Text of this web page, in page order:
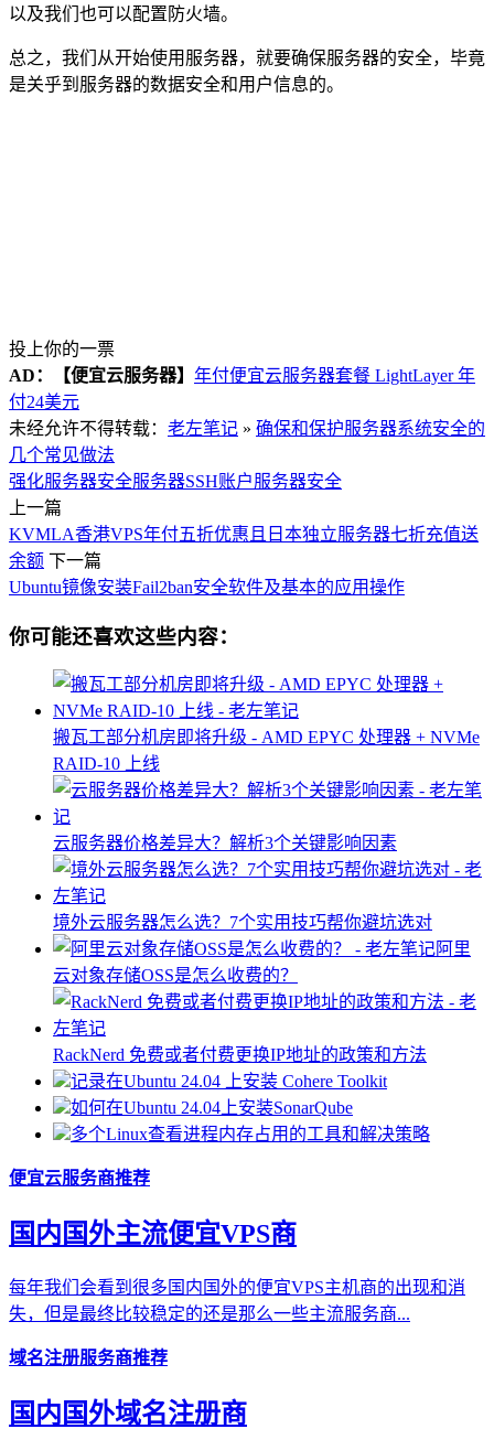
以及我们也可以配置防火墙。
总之，我们从开始使用服务器，就要确保服务器的安全，毕竟
是关乎到服务器的数据安全和用户信息的。
投上你的一票
AD：
【便宜云服务器】 年付便宜云服务器套餐 LightLayer 年
付24美元
未经允许不得转载： 老左笔记 » 确保和保护服务器系统安全的
几个常见做法
强化服务器安全服务器SSH账户服务器安全
上一篇
KVMLA香港VPS年付五折优惠且日本独立服务器七折充值送
余额 下一篇
Ubuntu镜像安装Fail2ban安全软件及基本的应用操作
你可能还喜欢这些内容：
搬瓦工部分机房即将升级 - AMD EPYC 处理器 + NVMe
RAID-10 上线
云服务器价格差异大？解析3个关键影响因素
境外云服务器怎么选？7个实用技巧帮你避坑选对
阿里
云对象存储OSS是怎么收费的？
RackNerd 免费或者付费更换IP地址的政策和方法
记录在Ubuntu 24.04 上安装 Cohere Toolkit
如何在Ubuntu 24.04上安装SonarQube
多个Linux查看进程内存占用的工具和解决策略
便宜云服务商推荐
国内国外主流便宜VPS商
每年我们会看到很多国内国外的便宜VPS主机商的出现和消
失，但是最终比较稳定的还是那么一些主流服务商...
域名注册服务商推荐
国内国外域名注册商